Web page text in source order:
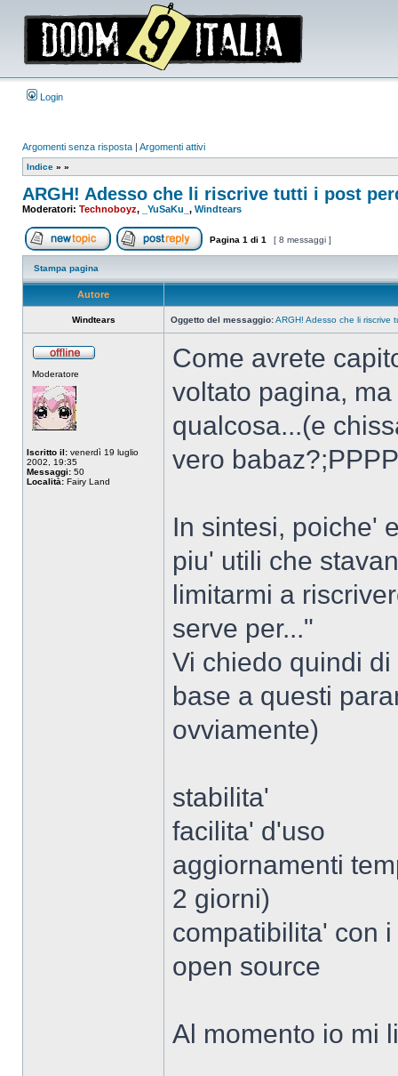
Login
Argomenti senza risposta | Argomenti attivi
Indice » »
ARGH! Adesso che li riscrive tutti i post
Moderatori: Technoboyz, _YuSaKu_ , Windtears
Apri un nuovo argomentoRispondi all’argomento
Pagina 1 di 1 [ 8 messaggi ]
Stampa pagina
Autore
Windtears Oggetto del messaggio:ARGH! Adesso che li riscrive
Moderatore
Iscritto il: venerdì 19 luglio
2002, 19:35
Messaggi: 50
Località: Fairy Land
Come avrete
voltato pagina,
qualcosa...(e
vero
In sintesi, poiche'
piu' utili che
limitarmi a
serve per..."
Vi chiedo quindi
base a questi
ovviamente)
stabilita'
facilita' d'uso
aggiornamenti
2 giorni)
compatibilita' con
open source
Al momento io mi